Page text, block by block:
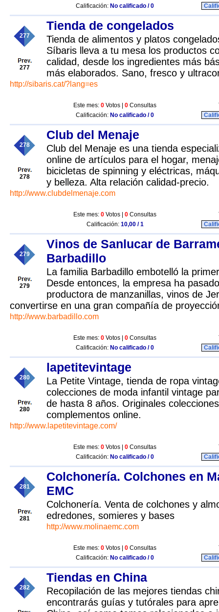
Calificación: No calificado / 0
277
277
Tienda de congelados
Tienda de alimentos y platos
Síbaris lleva a tu mesa los productos
calidad, desde los ingredientes más
más elaborados. Sano, fresco y
http://sibaris.cat/?lang=es
Este mes: 0 Votos | 0 Consultas
Calificación: No calificado / 0
278
278
Club del Menaje
Club del Menaje es una tienda
online de artículos para el hogar,
bicicletas de spinning y eléctricas,
y belleza. Alta relación calidad-precio.
http://www.clubdelmenaje.com
Este mes: 0 Votos | 0 Consultas
Calificación: 10,00 / 1
279
279
Vinos de Sanlucar de
Barbadillo
La familia Barbadillo embotelló la
Desde entonces, la empresa ha
productora de manzanillas, vinos de
convertirse en una gran compañía de
http://www.barbadillo.com
Este mes: 0 Votos | 0 Consultas
Calificación: No calificado / 0
280
280
lapetitevintage
La Petite Vintage, tienda de ropa
colecciones de moda infantil vintage
de hasta 8 años. Originales
complementos online.
http://www.lapetitevintage.com/
Este mes: 0 Votos | 0 Consultas
Calificación: No calificado / 0
281
281
Colchonería. Colchones en
EMC
Colchonería. Venta de colchones y
edredones, somieres y bases
http://www.molinaemc.com
Este mes: 0 Votos | 0 Consultas
Calificación: No calificado / 0
282
Tiendas en China
Recopilación de las mejores tiendas
encontrarás guías y tutórales para